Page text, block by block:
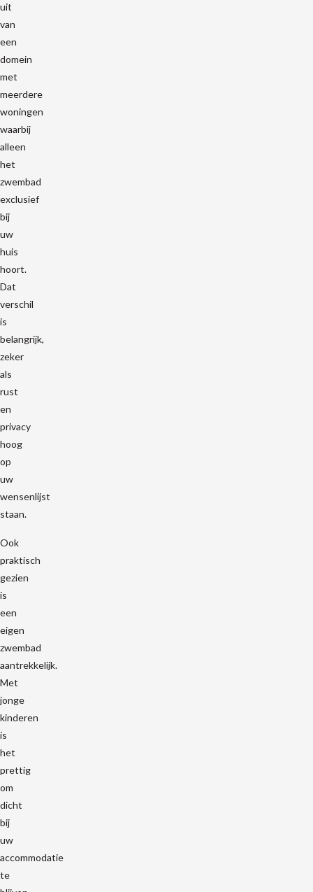
uit
van
een
domein
met
meerdere
woningen
waarbij
alleen
het
zwembad
exclusief
bij
uw
huis
hoort.
Dat
verschil
is
belangrijk,
zeker
als
rust
en
privacy
hoog
op
uw
wensenlijst
staan.
Ook
praktisch
gezien
is
een
eigen
zwembad
aantrekkelijk.
Met
jonge
kinderen
is
het
prettig
om
dicht
bij
uw
accommodatie
te